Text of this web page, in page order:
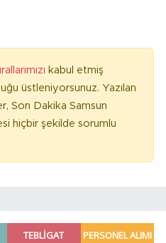
kabul etmiş
üstleniyorsunuz. Yazılan
Son Dakika Samsun
hiçbir şekilde sorumlu